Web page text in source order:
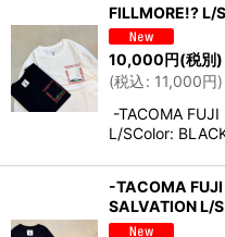
FILLMORE!? L/S
10,000円(税別)
(税込: 11,000円)
-TACOMA FUJI
L/SColor:
-TACOMA FUJI
SALVATION L/S